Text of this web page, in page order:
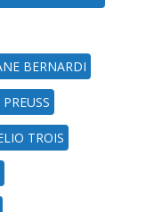
BERNARDI
TROIS